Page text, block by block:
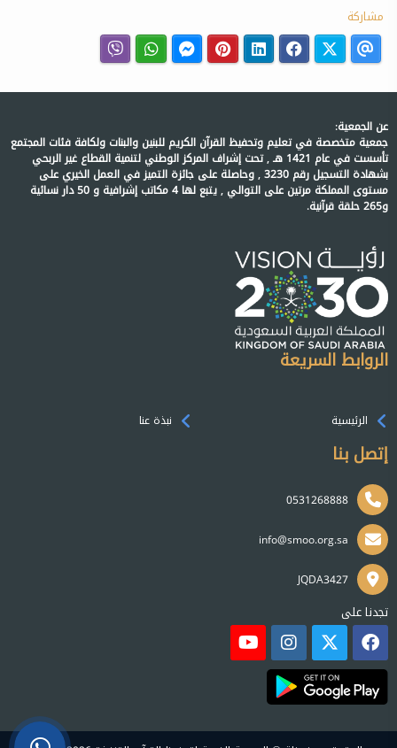
مشاركة
عن الجمعية:
جمعية متخصصة في تعليم وتحفيظ القرآن الكريم للبنين والبنات ولكافة فئات المجتمع
تأسست في عام 1421 هـ , تحت إشراف المركز الوطني لتنمية القطاع غير الربحي
بشهادة التسجيل رقم 3230 , وحاصلة على جائزة التميز في العمل الخيري على
مستوى المملكة مرتين على التوالي , يتبع لها 4 مكاتب إشرافية و 50 دار نسائية
و265 حلقة قرآنية.
الروابط السريعة
الرئيسية نبذة عنا
إتصل بنا
0531268888
info@smoo.org.sa
JQDA3427
تجدنا على